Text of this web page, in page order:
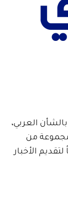
العربي،
مجموعة من
الأخبار